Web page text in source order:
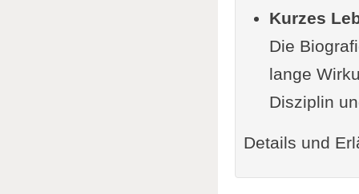
Kurzes
Die
lange
Disziplin
Details und